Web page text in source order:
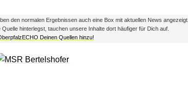
den normalen Ergebnissen auch eine Box mit aktuellen News angezeigt.
hinterlegst, tauchen unsere Inhalte dort häufiger für Dich auf.
Deinen Quellen hinzu!